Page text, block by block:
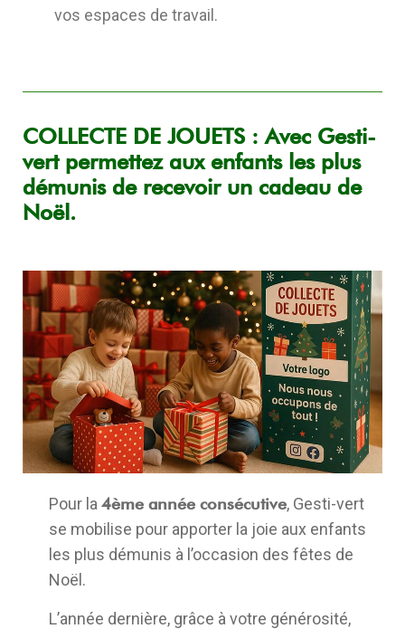
vos espaces de travail.
COLLECTE DE JOUETS : Avec Gesti-
vert permettez aux enfants les plus
démunis de recevoir un cadeau de
Noël.
Pour la 4ème année consécutive, Gesti-vert
se mobilise pour apporter la joie aux enfants
les plus démunis à l’occasion des fêtes de
Noël.
L’année dernière, grâce à votre générosité,